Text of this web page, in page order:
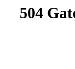
504